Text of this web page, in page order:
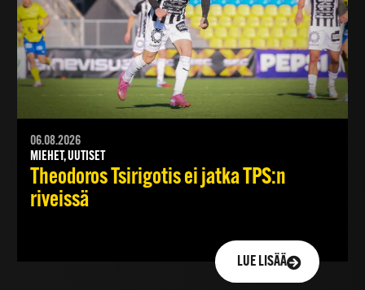
06.08.2026
MIEHET, UUTISET
Theodoros Tsirigotis ei jatka TPS:n
riveissä
LUE LISÄÄ